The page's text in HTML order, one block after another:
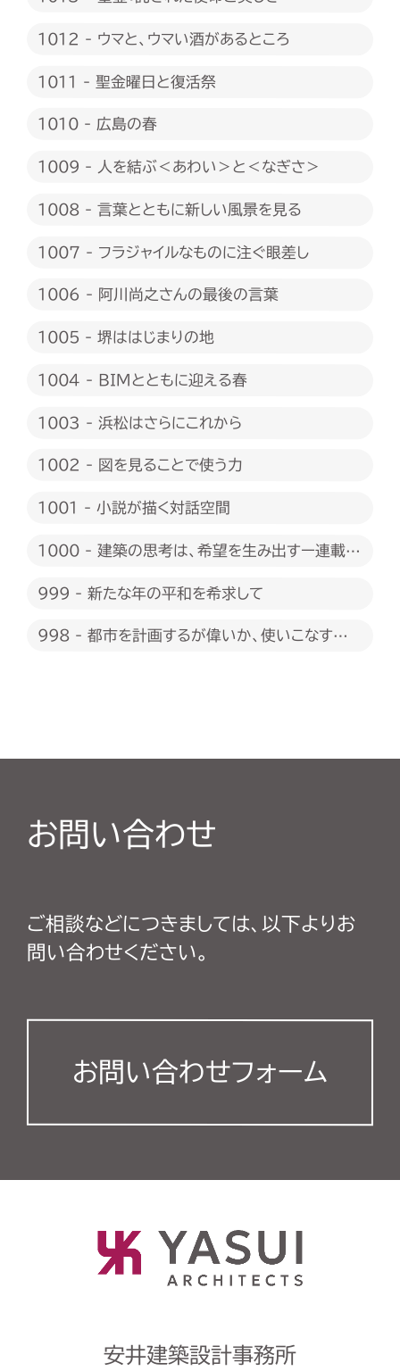
1012 - ウマと、ウマい酒があるところ
1011 - 聖金曜日と復活祭
1010 - 広島の春
1009 - 人を結ぶ＜あわい＞と＜なぎさ＞
1008 - 言葉とともに新しい風景を見る
1007 - フラジャイルなものに注ぐ眼差し
1006 - 阿川尚之さんの最後の言葉
1005 - 堺ははじまりの地
1004 - BIMとともに迎える春
1003 - 浜松はさらにこれから
1002 - 図を見ることで使う力
1001 - 小説が描く対話空間
1000 - 建築の思考は、希望を生み出すー連載
999 - 新たな年の平和を希求して
998 - 都市を計画するが偉いか、使いこなすが
お問い合わせ
ご相談などにつきましては、以下よりお
問い合わせください。
お問い合わせフォーム
安井建築設計事務所